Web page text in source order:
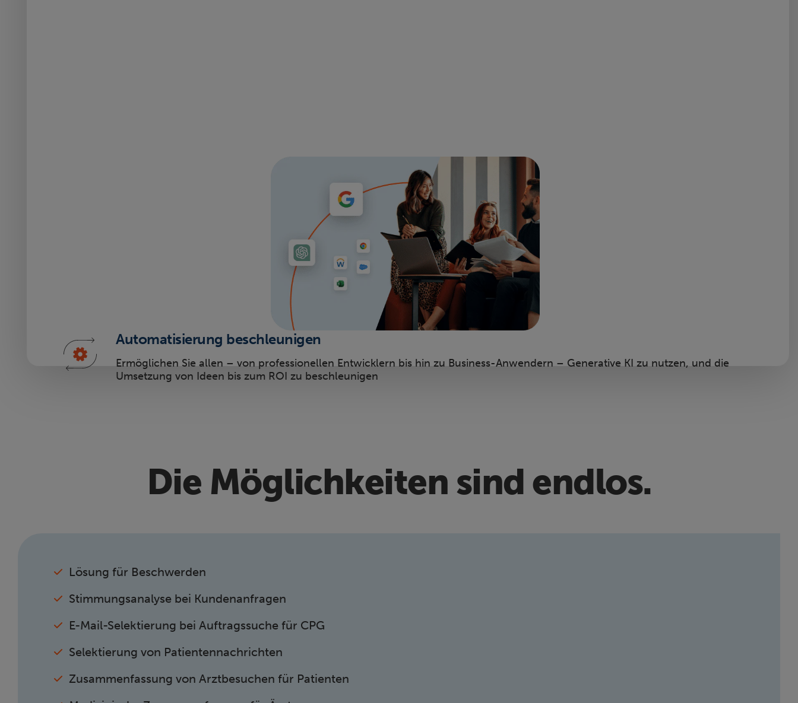
Automatisierung beschleunigen
Ermöglichen Sie allen – von professionellen Entwicklern bis hin zu Business-Anwendern – Generative KI zu nutzen, und die
Umsetzung von Ideen bis zum ROI zu beschleunigen
Die Möglichkeiten sind endlos.
Lösung für Beschwerden
Stimmungsanalyse bei Kundenanfragen
E-Mail-Selektierung bei Auftragssuche für CPG
Selektierung von Patientennachrichten
Zusammenfassung von Arztbesuchen für Patienten